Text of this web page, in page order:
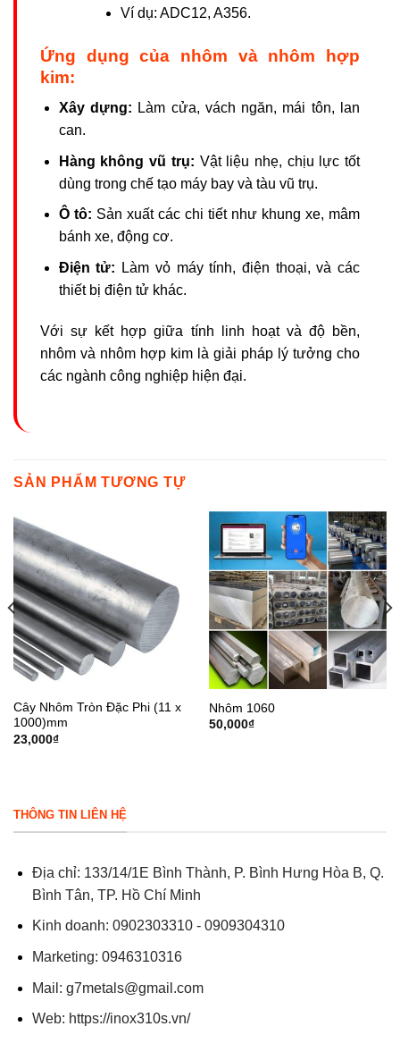
Ví dụ: ADC12, A356.
Ứng dụng của nhôm và nhôm hợp
kim:
Xây dựng: Làm cửa, vách ngăn, mái tôn, lan
can.
Hàng không vũ trụ: Vật liệu nhẹ, chịu lực tốt
dùng trong chế tạo máy bay và tàu vũ trụ.
Ô tô: Sản xuất các chi tiết như khung xe, mâm
bánh xe, động cơ.
Điện tử: Làm vỏ máy tính, điện thoại, và các
thiết bị điện tử khác.
Với sự kết hợp giữa tính linh hoạt và độ bền,
nhôm và nhôm hợp kim là giải pháp lý tưởng cho
các ngành công nghiệp hiện đại.
SẢN PHẨM TƯƠNG TỰ
Cây Nhôm Tròn Đặc Phi (11 x
1000)mm
23,000₫
Nhôm 1060
50,000₫
THÔNG TIN LIÊN HỆ
Địa chỉ: 133/14/1E Bình Thành, P. Bình Hưng Hòa B, Q.
Bình Tân, TP. Hồ Chí Minh
Kinh doanh: 0902303310 - 0909304310
Marketing: 0946310316
Mail: g7metals@gmail.com
Web: https://inox310s.vn/